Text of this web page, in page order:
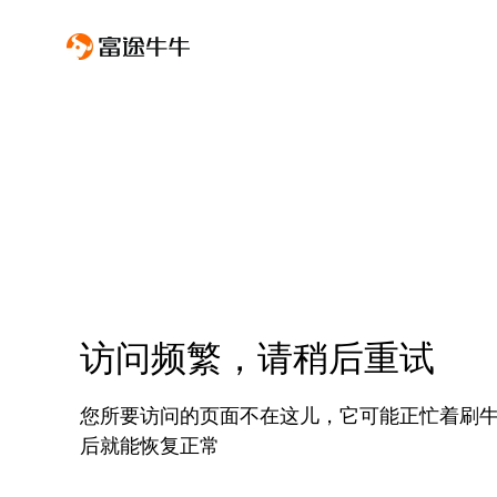
访问频繁，请稍后重试
您所要访问的页面不在这儿，它可能正忙着刷
后就能恢复正常